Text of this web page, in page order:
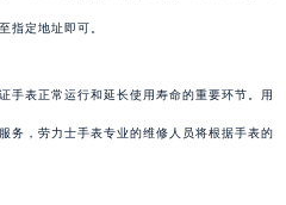
指定地址即可。
手表正常运行和延长使用寿命的重要环节。用
务，劳力士手表专业的维修人员将根据手表的